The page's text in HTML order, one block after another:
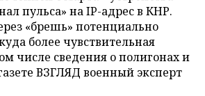
пульса» на IP-адрес в КНР.
«брешь» потенциально
более чувствительная
числе сведения о полигонах и
ВЗГЛЯД военный эксперт